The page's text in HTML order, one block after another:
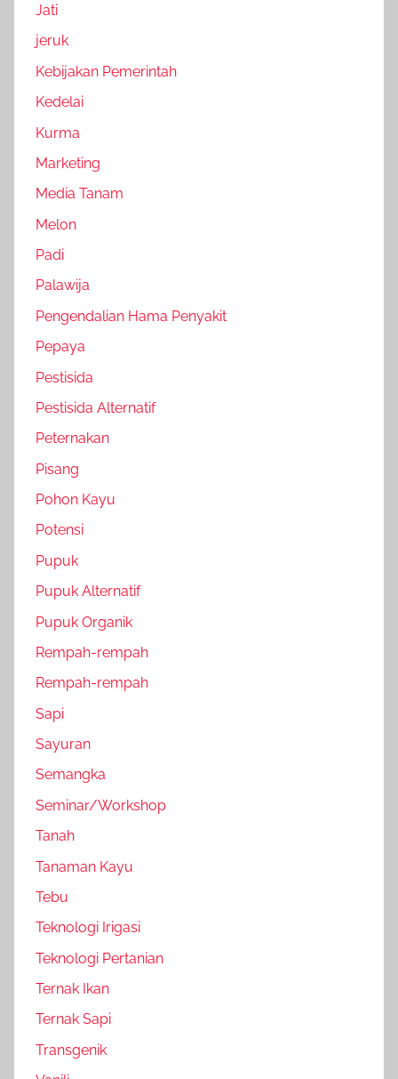
Jati
jeruk
Kebijakan Pemerintah
Kedelai
Kurma
Marketing
Media Tanam
Melon
Padi
Palawija
Pengendalian Hama Penyakit
Pepaya
Pestisida
Pestisida Alternatif
Peternakan
Pisang
Pohon Kayu
Potensi
Pupuk
Pupuk Alternatif
Pupuk Organik
Rempah-rempah
Rempah-rempah
Sapi
Sayuran
Semangka
Seminar/Workshop
Tanah
Tanaman Kayu
Tebu
Teknologi Irigasi
Teknologi Pertanian
Ternak Ikan
Ternak Sapi
Transgenik